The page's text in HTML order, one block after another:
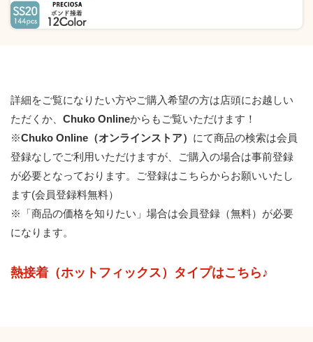
詳細をご覧になりたい方やご購入希望の方は店頭にお越しい
ただくか、 Chuko Onlineからもご覧いただけます！
※Chuko Online（オンラインストア） にて商品の検索は会員
登録なしでご利用いただけますが、ご購入の場合は事前登録
が必要となっております。
ご登録はこちらからお願いいたし
ます(会員登録料無料）
※「商品の価格を知りたい」場合は会員登録（無料）が必要
になります。
熱接着（ホットフィックス）タイプはこちら♪